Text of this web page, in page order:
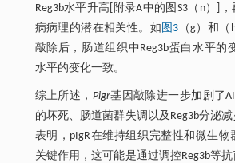
Reg3b水平升高[附录A中的图S3（n）]
病病理的潜在相关性。如 图3 （g）和（
敲除后，肠道组织中Reg3b蛋白水平的
水平的变化一致。
综上所述， Pigr基因敲除进一步加剧了
的坏死、肠道菌群失调以及Reg3b分泌
表明，pIgR在维持组织完整性和微生
关键作用，这可能是通过调控Reg3b等